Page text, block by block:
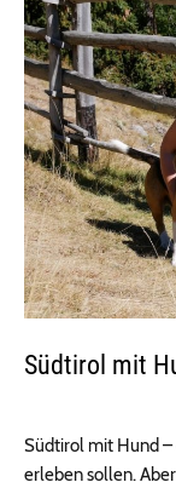
Südtirol mit
Südtirol mit Hund –
erleben sollen.